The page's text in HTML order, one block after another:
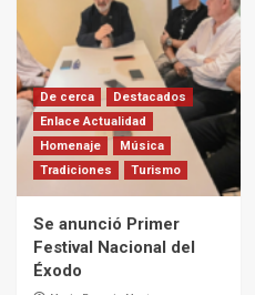
De cerca
Destacados
Enlace Actualidad
Homenaje
Música
Tradiciones
Turismo
Se anunció Primer
Festival Nacional del
Éxodo